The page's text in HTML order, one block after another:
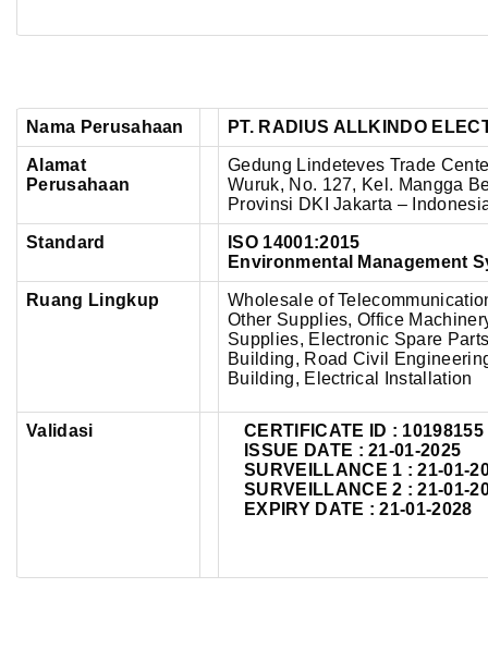
Nama Perusahaan PT. RADIUS ALLKINDO
Alamat
Perusahaan
Gedung Lindeteves Trade
Wuruk, No. 127, Kel. Mangga
Provinsi DKI Jakarta –
Standard
ISO 14001:2015
Environmental Management
Ruang Lingkup
Wholesale of
Other Supplies, Office
Supplies, Electronic Spare
Building, Road Civil
Building, Electrical Installation
Validasi CERTIFICATE ID : 10198155
ISSUE DATE : 21-01-2025
SURVEILLANCE 1 : 21-01-
SURVEILLANCE 2 : 21-01-
EXPIRY DATE : 21-01-2028